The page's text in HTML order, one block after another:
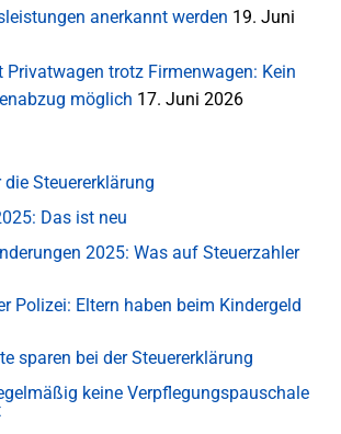
anerkannt werden 19. Juni
Privatwagen trotz Firmenwagen: Kein
möglich 17. Juni 2026
Steuererklärung
Das ist neu
2025: Was auf Steuerzahler
Polizei: Eltern haben beim Kindergeld
sparen bei der Steuererklärung
keine Verpflegungspauschale